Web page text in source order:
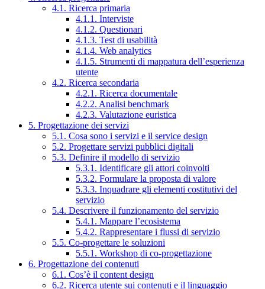
4.1. Ricerca primaria
4.1.1. Interviste
4.1.2. Questionari
4.1.3. Test di usabilità
4.1.4. Web analytics
4.1.5. Strumenti di mappatura dell’esperienza
utente
4.2. Ricerca secondaria
4.2.1. Ricerca documentale
4.2.2. Analisi benchmark
4.2.3. Valutazione euristica
5. Progettazione dei servizi
5.1. Cosa sono i servizi e il service design
5.2. Progettare servizi pubblici digitali
5.3. Definire il modello di servizio
5.3.1. Identificare gli attori coinvolti
5.3.2. Formulare la proposta di valore
5.3.3. Inquadrare gli elementi costitutivi del
servizio
5.4. Descrivere il funzionamento del servizio
5.4.1. Mappare l’ecosistema
5.4.2. Rappresentare i flussi di servizio
5.5. Co-progettare le soluzioni
5.5.1. Workshop di co-progettazione
6. Progettazione dei contenuti
6.1. Cos’è il content design
6.2. Ricerca utente sui contenuti e il linguaggio